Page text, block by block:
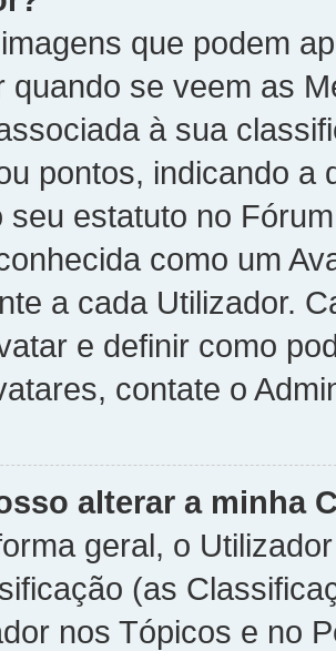
que podem
quando se veem as
à sua
pontos, indicando a
seu estatuto no
como um
a cada Utilizador.
e definir como
contate o
alterar a minha
geral, o
(as
nos Tópicos e no